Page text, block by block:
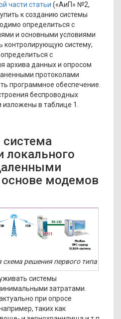
части статьи («АиП» №2,
к созданию системы
определиться с
и основными условиями
контролирующую систему;
с
архива данных и опросом
протоколами
программное обеспечение.
беспроводных
в таблице 1.
система
локального
модемов
решения первого типа
системы
затратами.
при опросе
таких как